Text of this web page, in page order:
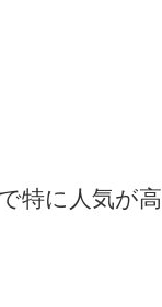
特に人気が高